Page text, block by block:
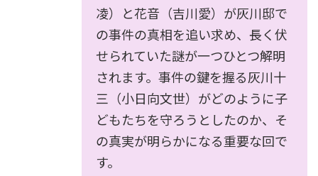
凌）と花音（吉川愛）が灰川邸で
の事件の真相を追い求め、長く伏
せられていた謎が一つひとつ解明
されます。事件の鍵を握る灰川十
三（小日向文世）がどのように子
どもたちを守ろうとしたのか、そ
の真実が明らかになる重要な回で
す。